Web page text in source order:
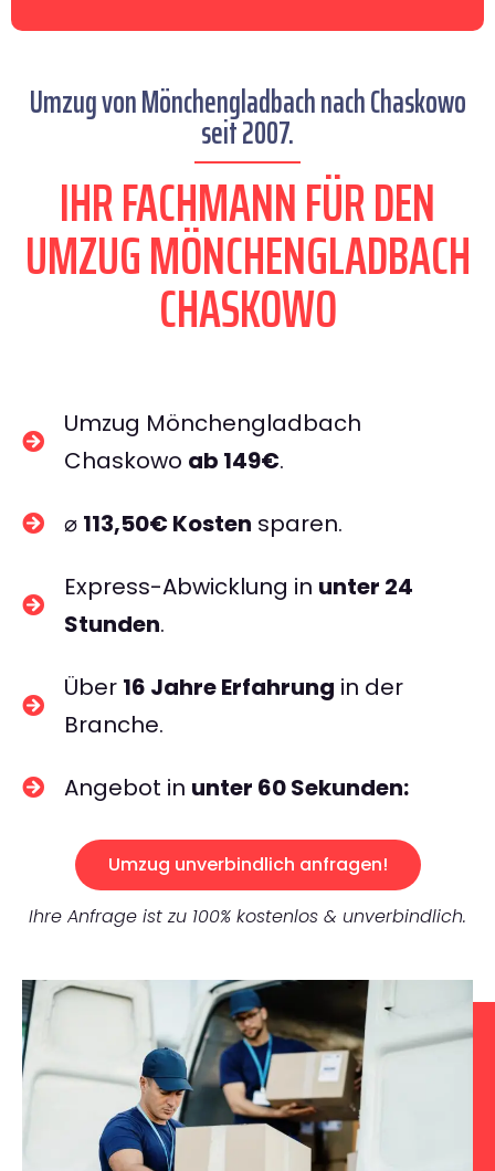
Umzug von Mönchengladbach nach Chaskowo
seit 2007.
IHR FACHMANN FÜR DEN
UMZUG MÖNCHENGLADBACH
CHASKOWO
Umzug Mönchengladbach
Chaskowo ab 149€.
⌀ 113,50€ Kosten sparen.
Express-Abwicklung in unter 24
Stunden.
Über 16 Jahre Erfahrung in der
Branche.
Angebot in unter 60 Sekunden:
Umzug unverbindlich anfragen!
Ihre Anfrage ist zu 100% kostenlos & unverbindlich.